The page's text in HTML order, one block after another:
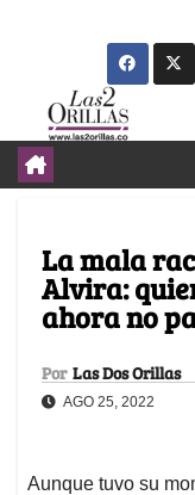
La mala
Alvira:
ahora no
Por Las Dos Orillas
AGO 25, 2022
Aunque tuvo su